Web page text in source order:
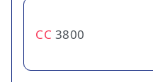
3800
CC